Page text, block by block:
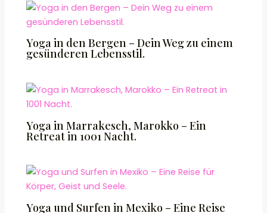
Yoga in den Bergen – Dein Weg zu einem
gesünderen Lebensstil.
Yoga in Marrakesch, Marokko – Ein
Retreat in 1001 Nacht.
Yoga und Surfen in Mexiko – Eine Reise